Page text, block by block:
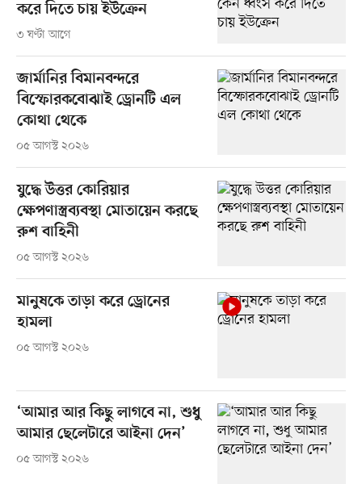
করে দিতে চায় ইউক্রেন
৩ ঘণ্টা আগে
জার্মানির বিমানবন্দরে
বিস্ফোরকবোঝাই ড্রোনটি এল
কোথা থেকে
০৫ আগস্ট ২০২৬
যুদ্ধে উত্তর কোরিয়ার
ক্ষেপণাস্ত্রব্যবস্থা মোতায়েন করছে
রুশ বাহিনী
০৫ আগস্ট ২০২৬
মানুষকে তাড়া করে ড্রোনের
হামলা
০৫ আগস্ট ২০২৬
‘আমার আর কিছু লাগবে না, শুধু
আমার ছেলেটারে আইনা দেন’
০৫ আগস্ট ২০২৬